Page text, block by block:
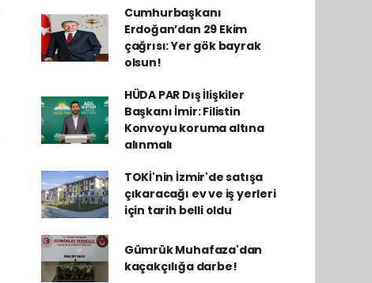
Cumhurbaşkanı
Erdoğan’dan 29 Ekim
çağrısı: Yer gök bayrak
olsun!
HÜDA PAR Dış İlişkiler
Başkanı İmir: Filistin
Konvoyu koruma altına
alınmalı
TOKİ'nin İzmir'de satışa
çıkaracağı ev ve iş yerleri
için tarih belli oldu
Gümrük Muhafaza'dan
kaçakçılığa darbe!